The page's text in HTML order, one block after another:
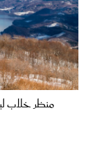
منظر خلاب